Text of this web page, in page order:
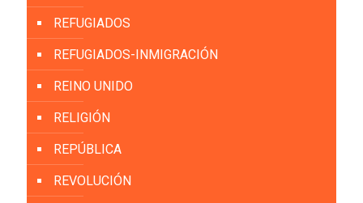
REFUGIADOS
REFUGIADOS-INMIGRACIÓN
REINO UNIDO
RELIGIÓN
REPÚBLICA
REVOLUCIÓN